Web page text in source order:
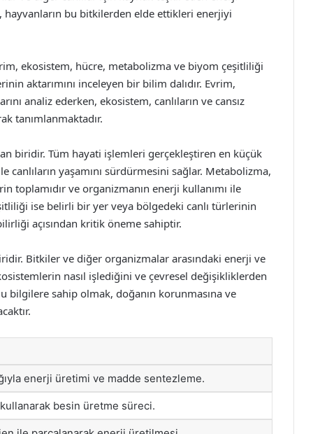
hayvanların bu bitkilerden elde ettikleri enerjiyi
ekosistem, hücre, metabolizma ve biyom çeşitliliği
aktarımını inceleyen bir bilim dalıdır. Evrim,
analiz ederken, ekosistem, canlıların ve cansız
tanımlanmaktadır.
biridir. Tüm hayati işlemleri gerçekleştiren en küçük
yaşamını sürdürmesini sağlar. Metabolizma,
toplamıdır ve organizmanın enerji kullanımı ile
ise belirli bir yer veya bölgedeki canlı türlerinin
açısından kritik öneme sahiptir.
Bitkiler ve diğer organizmalar arasındaki enerji ve
nasıl işlediğini ve çevresel değişikliklerden
bilgilere sahip olmak, doğanın korunmasına ve
enerji üretimi ve madde sentezleme.
besin üretme süreci.